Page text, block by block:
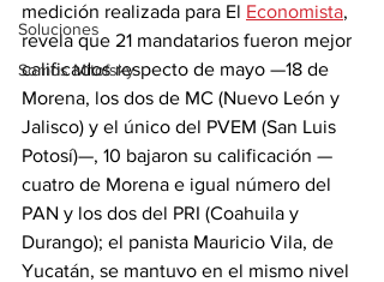
Soluciones
Somos Mitofsky
medición realizada para El Economista,
revela que 21 mandatarios fueron mejor
calificados respecto de mayo —18 de
Morena, los dos de MC (Nuevo León y
Jalisco) y el único del PVEM (San Luis
Potosí)—, 10 bajaron su calificación —
cuatro de Morena e igual número del
PAN y los dos del PRI (Coahuila y
Durango); el panista Mauricio Vila, de
Yucatán, se mantuvo en el mismo nivel